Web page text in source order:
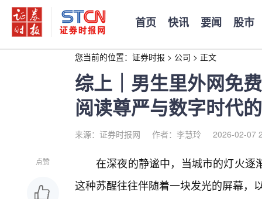
首页 快讯 要闻 股市
您当前的位置： 证券时报 > 公司 > 正文
综上｜男生里外网免
阅读尊严与数字时代
来源：证券时报网 作者：李慧玲 2026-02-07
点赞
在深夜的静谧中，当城市的灯火逐
这种苏醒往往伴随着一块发光的屏幕，